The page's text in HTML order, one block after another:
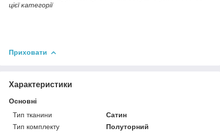
цієї категорії
Приховати
Характеристики
Основні
Тип тканини
Сатин
Тип комплекту
Полуторний